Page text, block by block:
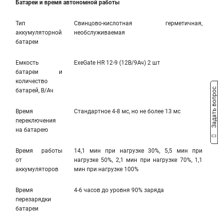
Батареи и время автономной работы
Тип
аккумуляторной
батареи
Свинцово-кислотная герметичная,
необслуживаемая
Емкость
батареи и
количество
батарей, В/Ач
ExeGate HR 12-9 (12В/9Ач) 2 шт
Время
переключения
на батарею
Стандартное 4-8 мс, но не более 13 мс
Время работы
от
аккумуляторов
14,1 мин при нагрузке 30%, 5,5 мин при
нагрузке 50%, 2,1 мин при нагрузке 70%, 1,1
мин при нагрузке 100%
Время
перезарядки
батареи
4-6 часов до уровня 90% заряда
Задать вопрос